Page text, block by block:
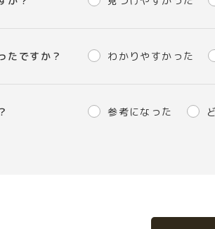
たですか？ わかりやすかった
参考になった